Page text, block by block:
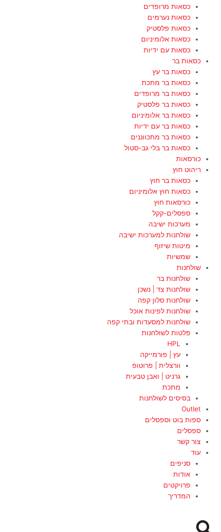
כסאות מרופדים
כסאות נערמים
כסאות פלסטיק
כסאות אלומיניום
כסאות עם ידיות
כסאות בר
כסאות בר עץ
כסאות בר מתכת
כסאות בר מרופדים
כסאות בר פלסטיק
כסאות בר אלומיניום
כסאות בר עם ידיות
כסאות בר מתכווננים
כסאות בר בלי גב-סטול
כורסאות
ריהוט חוץ
כסאות בר חוץ
כסאות חוץ אלומיניום
כורסאות חוץ
ספסלים-קקל
מערכות ישיבה
שולחנות למערכות ישיבה
מיטות שיזוף
שמשיות
שולחנות
שולחנות בר
שולחנות צד | נשכן
שולחנות סלון קפה
שולחנות לפינות אוכל
שולחנות למסעדות ובתי קפה
פלטות לשולחנות
HPL
עץ | פורמייקה
וורצלית | פרוטופ
גרניט | ואבן טבעית
מתכת
בסיסים לשולחנות
Outlet
ספות בוט וספסלים
ספסלים
צור קשר
עוד
סניפים
אודות
פרויקטים
המדריך